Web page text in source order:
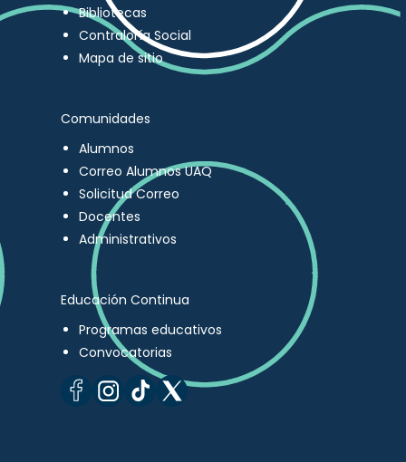
Bibliotecas
Contraloría Social
Mapa de sitio
Comunidades
Alumnos
Correo Alumnos UAQ
Solicitud Correo
Docentes
Administrativos
Educación Continua
Programas educativos
Convocatorias